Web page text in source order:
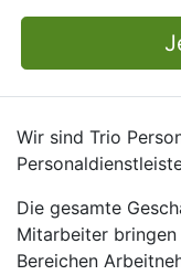
Wir sind Trio
Die gesamte
Mitarbeiter
Bereichen